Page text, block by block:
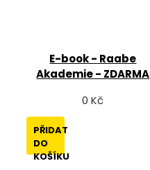
E-book - Raabe
Akademie - ZDARMA
0 Kč
PŘIDAT
DO
KOŠÍKU